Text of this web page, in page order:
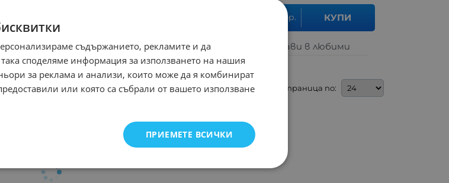
бр. КУПИ
Добави в любими
На страница по:
съдържанието, рекламите и да
споделяме информация за използването на нашия
за реклама и анализи, които може да я комбинират
или която са събрали от вашето използване
ПРИЕМЕТЕ ВСИЧКИ